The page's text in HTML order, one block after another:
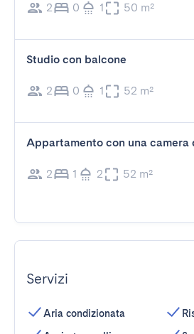
2 0 1 50 m²
Studio con balcone
2 0 1 52 m²
Appartamento con una camera
2 1 2 52 m²
Servizi
Aria condizionata